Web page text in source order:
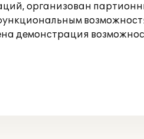
организован
демонстрация